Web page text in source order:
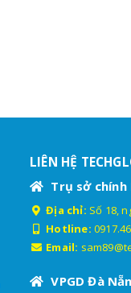
LIÊN HỆ
Trụ sở chính
Địa chỉ: Số 18,
Hotline:
Email:
VPGD Đà